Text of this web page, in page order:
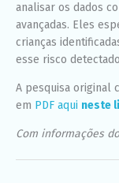
analisar os dados
avançadas. Eles
crianças
esse risco
A pesquisa original
em PDF aqui neste
Com informações